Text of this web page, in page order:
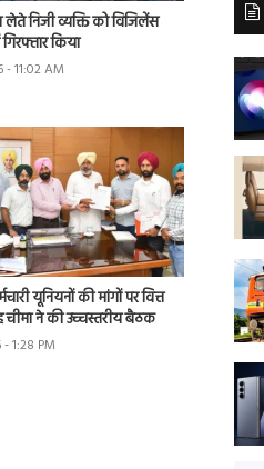
लेते निजी व्यक्ति को विजिलेंस
किया
11:02 AM
यूनियनों की मांगों पर वित्त
चीमा ने की उच्चस्तरीय बैठक
1:28 PM